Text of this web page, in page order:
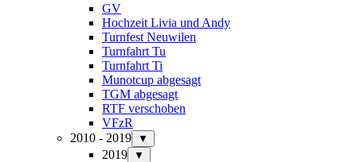
GV
Hochzeit Livia und Andy
Turnfest Neuwilen
Turnfahrt Tu
Turnfahrt Ti
Munotcup abgesagt
TGM abgesagt
RTF verschoben
VFzR
2010 - 2019
▼
2019 ▼